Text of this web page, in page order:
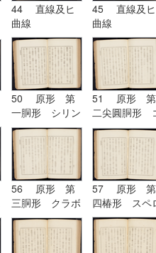
44 直線及ヒ
曲線
45 直線及ヒ
曲線
50 原形 第
一胴形 シリン
ドル
51 原形 第
二尖圓胴形
ノイド
56 原形 第
三胴形 クラボ
イド| 原形
第四椿形 スペ
ロイド
57 原形 第
四椿形 スペ
イド